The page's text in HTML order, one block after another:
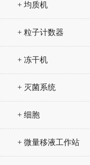
+ 均质机
+ 粒子计数器
+ 冻干机
+ 灭菌系统
+ 细胞
+ 微量移液工作站